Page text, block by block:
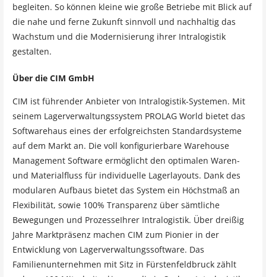
begleiten. So können kleine wie große Betriebe mit Blick auf
die nahe und ferne Zukunft sinnvoll und nachhaltig das
Wachstum und die Modernisierung ihrer Intralogistik
gestalten.
Über die CIM GmbH
CIM ist führender Anbieter von Intralogistik-Systemen. Mit
seinem Lagerverwaltungssystem PROLAG World bietet das
Softwarehaus eines der erfolgreichsten Standardsysteme
auf dem Markt an. Die voll konfigurierbare Warehouse
Management Software ermöglicht den optimalen Waren-
und Materialfluss für individuelle Lagerlayouts. Dank des
modularen Aufbaus bietet das System ein Höchstmaß an
Flexibilität, sowie 100% Transparenz über sämtliche
Bewegungen und ProzesseIhrer Intralogistik. Über dreißig
Jahre Marktpräsenz machen CIM zum Pionier in der
Entwicklung von Lagerverwaltungssoftware. Das
Familienunternehmen mit Sitz in Fürstenfeldbruck zählt